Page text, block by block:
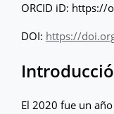
ORCID iD:
DOI: https://
El 2020 fue un